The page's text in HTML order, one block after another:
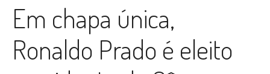
Em chapa única,
Ronaldo Prado é eleito